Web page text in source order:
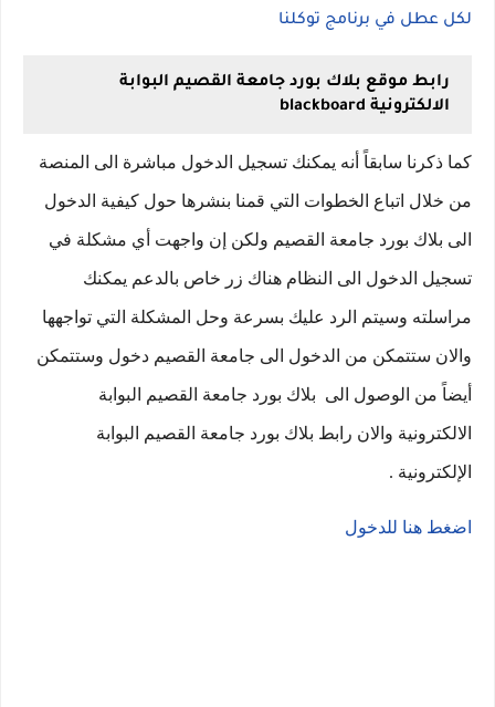
لكل عطل في برنامج توكلنا
رابط موقع بلاك بورد جامعة القصيم البوابة
الالكترونية blackboard
كما ذكرنا سابقاً أنه يمكنك تسجيل الدخول مباشرة الى المنصة
من خلال اتباع الخطوات التي قمنا بنشرها حول كيفية الدخول
الى بلاك بورد جامعة القصيم ولكن إن واجهت أي مشكلة في
تسجيل الدخول الى النظام هناك زر خاص بالدعم يمكنك
مراسلته وسيتم الرد عليك بسرعة وحل المشكلة التي تواجهها
والان ستتمكن من الدخول الى جامعة القصيم دخول وستتمكن
أيضاً من الوصول الى بلاك بورد جامعة القصيم البوابة
الالكترونية والان رابط بلاك بورد جامعة القصيم البوابة
الإلكترونية .
اضغط هنا للدخول